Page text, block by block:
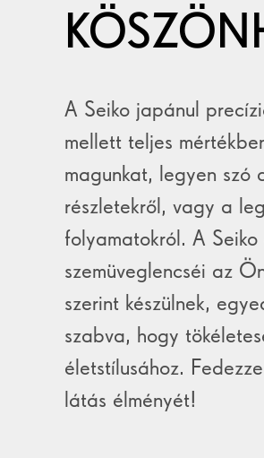
A Seiko japánul
mellett teljes
magunkat, legyen szó
részletekről, vagy a
folyamatokról. A Seiko
szemüveglencséi az
szerint készülnek,
szabva, hogy
életstílusához.
látás élményét!